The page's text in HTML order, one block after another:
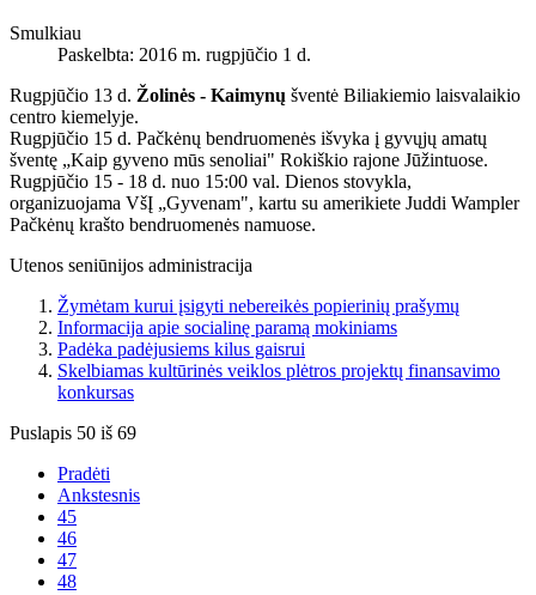
Smulkiau
Paskelbta: 2016 m. rugpjūčio 1 d.
Rugpjūčio 13 d. Žolinės - Kaimynų šventė Biliakiemio laisvalaikio
centro kiemelyje.
Rugpjūčio 15 d. Pačkėnų bendruomenės išvyka į gyvųjų amatų
šventę „Kaip gyveno mūs senoliai" Rokiškio rajone Jūžintuose.
Rugpjūčio 15 - 18 d. nuo 15:00 val. Dienos stovykla,
organizuojama VšĮ „Gyvenam", kartu su amerikiete Juddi Wampler
Pačkėnų krašto bendruomenės namuose.
Utenos seniūnijos administracija
Žymėtam kurui įsigyti nebereikės popierinių prašymų
Informacija apie socialinę paramą mokiniams
Padėka padėjusiems kilus gaisrui
Skelbiamas kultūrinės veiklos plėtros projektų finansavimo
konkursas
Puslapis 50 iš 69
Pradėti
Ankstesnis
45
46
47
48